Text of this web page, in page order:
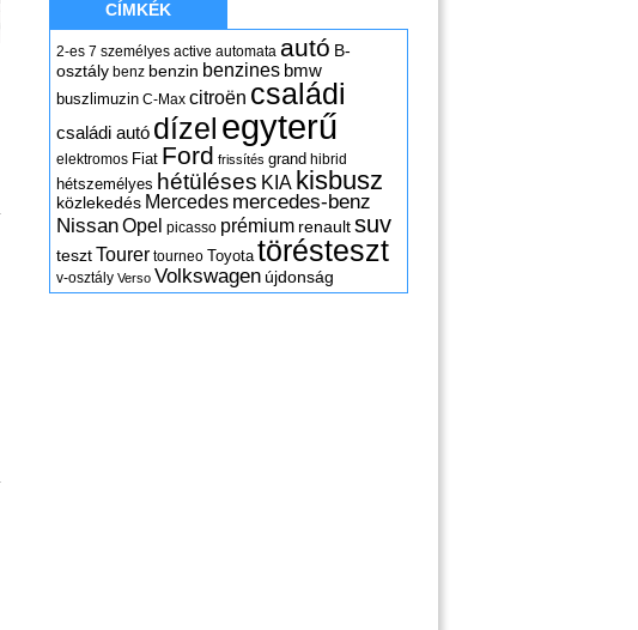
CÍMKÉK
2-es 7 személyes active automata autó B-
osztály benz benzin benzines bmw
buszlimuzin C-Max citroën családi
családi autó dízel egyterű
elektromos Fiat Ford frissítés grand hibrid
hétszemélyes hétüléses KIA kisbusz
közlekedés Mercedes mercedes-benz
NissanOpel picasso prémium renaultsuv
tesztTourer tourneo Toyota törésteszt
v-osztály Verso Volkswagen újdonság